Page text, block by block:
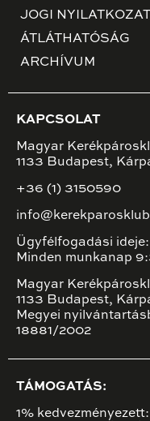
JOGI NYILATKOZAT
ÁTLÁTHATÓSÁG
ARCHÍVUM
KAPCSOLAT
Magyar
1133 Budapest,
+36 (1) 3150590
Ügyfélfogadási ideje:
Minden munkanap
Magyar
1133 Budapest,
Megyei
18881/2002
TÁMOGATÁS:
1% kedvezményezett: